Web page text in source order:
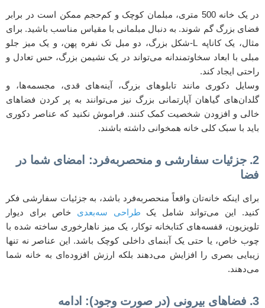
در یک خانه 500 متری، مبلمان کوچک و کم‌حجم ممکن است در برابر
فضای بزرگ گم شوند. به دنبال مبلمانی با مقیاس مناسب باشید. برای
مثال، یک کاناپه L-شکل بزرگ، دو مبل تک نفره پهن، و یک میز جلو
مبلی با ابعاد سخاوتمندانه می‌تواند در یک نشیمن بزرگ، حس تعادل و
راحتی ایجاد کند.
وسایل دکوری مانند تابلوهای بزرگ، آینه‌های قدی، مجسمه‌ها، و
گلدان‌های گیاهان آپارتمانی بزرگ نیز می‌توانند به پر کردن فضاهای
خالی و افزودن شخصیت کمک کنند. فراموش نکنید که عناصر دکوری
باید با سبک کلی خانه همخوانی داشته باشند.
2. جزئیات سفارشی و منحصربه‌فرد: امضای شما در
فضا
برای اینکه خانه‌تان واقعاً منحصربه‌فرد باشد، به جزئیات سفارشی فکر
کنید. این می‌تواند شامل یک طراحی سه‌بعدی خاص برای دیوار
تلویزیون، قفسه‌های کتابخانه توکار، یک میز ناهارخوری ساخته شده با
چوب خاص، یا حتی یک آبنمای داخلی کوچک باشد. این عناصر نه تنها
زیبایی بصری را افزایش می‌دهند بلکه ارزش افزوده‌ای به خانه شما
می‌دهند.
3. فضاهای بیرونی (در صورت وجود): ادامه